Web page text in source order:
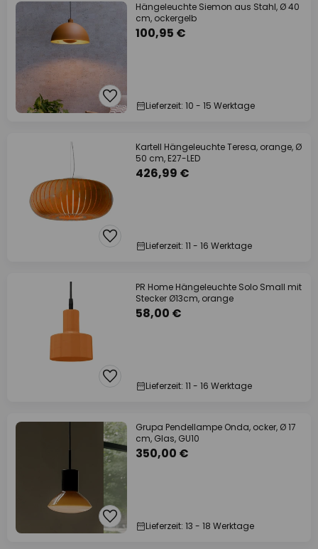
Hängeleuchte Siemon aus Stahl, Ø 40
cm, ockergelb
100,95 €
Lieferzeit: 10 - 15 Werktage
Kartell Hängeleuchte Teresa, orange, Ø
50 cm, E27-LED
426,99 €
Lieferzeit: 11 - 16 Werktage
PR Home Hängeleuchte Solo Small mit
Stecker Ø13cm, orange
58,00 €
Lieferzeit: 11 - 16 Werktage
Grupa Pendellampe Onda, ocker, Ø 17
cm, Glas, GU10
350,00 €
Lieferzeit: 13 - 18 Werktage